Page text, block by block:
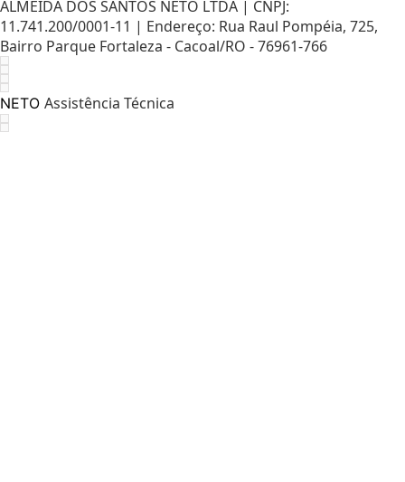
ALMEIDA DOS SANTOS NETO LTDA | CNPJ:
11.741.200/0001-11 | Endereço: Rua Raul Pompéia, 725,
Bairro Parque Fortaleza - Cacoal/RO - 76961-766
NETO Assistência Técnica